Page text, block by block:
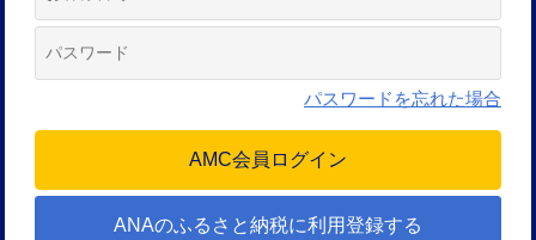
パスワードを忘れた場合
ANAのふるさと納税に利用登録する